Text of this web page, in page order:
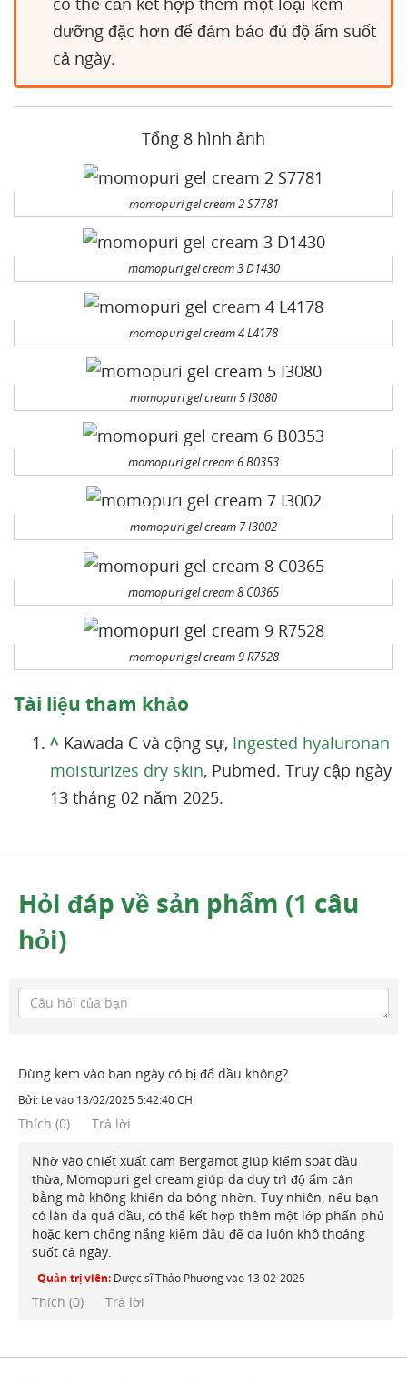
dưỡng đặc hơn để đảm bảo đủ độ ẩm suốt
cả ngày.
Tổng 8 hình ảnh
momopuri gel cream 2 S7781
momopuri gel cream 3 D1430
momopuri gel cream 4 L4178
momopuri gel cream 5 I3080
momopuri gel cream 6 B0353
momopuri gel cream 7 I3002
momopuri gel cream 8 C0365
momopuri gel cream 9 R7528
Tài liệu tham khảo
^ Kawada C và cộng sự, Ingested hyaluronan
moisturizes dry skin, Pubmed. Truy cập ngày
13 tháng 02 năm 2025.
Hỏi đáp về sản phẩm (1 câu
hỏi)
Dùng kem vào ban ngày có bị đổ dầu không?
Bởi: Lê vào 13/02/2025 5:42:40 CH
Thích (0) Trả lời
Nhờ vào chiết xuất cam Bergamot giúp kiểm soát dầu
thừa, Momopuri gel cream giúp da duy trì độ ẩm cân
bằng mà không khiến da bóng nhờn. Tuy nhiên, nếu bạn
có làn da quá dầu, có thể kết hợp thêm một lớp phấn phủ
hoặc kem chống nắng kiềm dầu để da luôn khô thoáng
suốt cả ngày.
Quản trị viên: Dược sĩ Thảo Phươngvào 13-02-2025
Thích (0) Trả lời